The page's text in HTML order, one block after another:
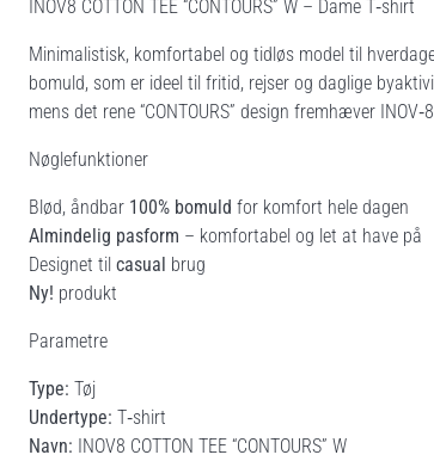
INOV8 COTTON TEE “CONTOURS” W – Dame T‑shirt
Minimalistisk, komfortabel og tidløs model til
bomuld, som er ideel til fritid, rejser og daglige
mens det rene “CONTOURS” design fremhæver
Nøglefunktioner
Blød, åndbar 100% bomuld for komfort hele dagen
Almindelig pasform – komfortabel og let at have på
Designet til casual brug
Ny! produkt
Parametre
Type: Tøj
Undertype: T‑shirt
Navn: INOV8 COTTON TEE “CONTOURS” W